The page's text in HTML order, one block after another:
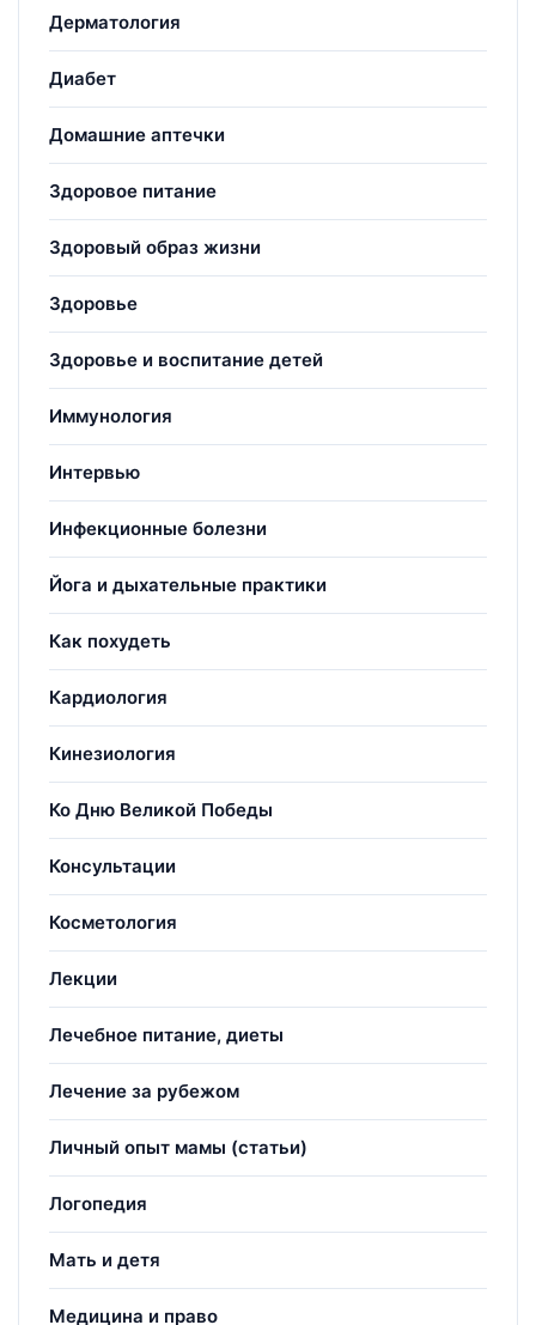
Дерматология
Диабет
Домашние аптечки
Здоровое питание
Здоровый образ жизни
Здоровье
Здоровье и воспитание детей
Иммунология
Интервью
Инфекционные болезни
Йога и дыхательные практики
Как похудеть
Кардиология
Кинезиология
Ко Дню Великой Победы
Консультации
Косметология
Лекции
Лечебное питание, диеты
Лечение за рубежом
Личный опыт мамы (статьи)
Логопедия
Мать и детя
Медицина и право